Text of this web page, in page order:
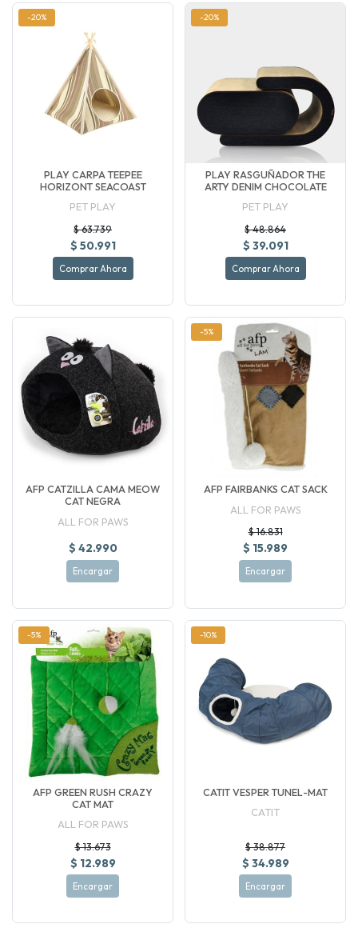
-20%
PLAY CARPA TEEPEE
HORIZONT SEACOAST
PET PLAY
$ 63.739
$ 50.991
Comprar Ahora
-20%
PLAY RASGUÑADOR THE
ARTY DENIM CHOCOLATE
PET PLAY
$ 48.864
$ 39.091
Comprar Ahora
AFP CATZILLA CAMA MEOW
CAT NEGRA
ALL FOR PAWS
$ 42.990
Encargar
-5%
AFP FAIRBANKS CAT SACK
ALL FOR PAWS
$ 16.831
$ 15.989
Encargar
-5%
AFP GREEN RUSH CRAZY
CAT MAT
ALL FOR PAWS
$ 13.673
$ 12.989
Encargar
-10%
CATIT VESPER TUNEL-MAT
CATIT
$ 38.877
$ 34.989
Encargar